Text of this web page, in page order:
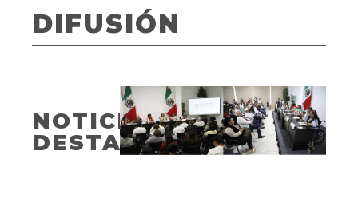
DIFUSIÓN
NOTICIAS
DESTACADAS